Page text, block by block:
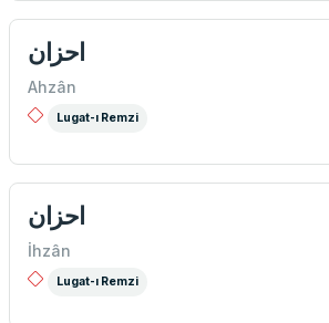
احزان
Ahzân
Lugat-ı Remzi
احزان
İhzân
Lugat-ı Remzi